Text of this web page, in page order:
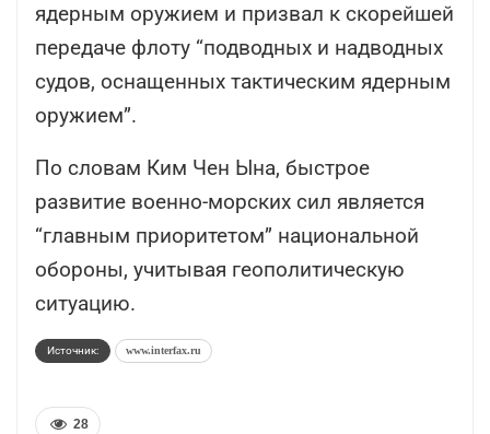
ядерным оружием и призвал к скорейшей
передаче флоту “подводных и надводных
судов, оснащенных тактическим ядерным
оружием”.
По словам Ким Чен Ына, быстрое
развитие военно-морских сил является
“главным приоритетом” национальной
обороны, учитывая геополитическую
ситуацию.
Источник: www.interfax.ru
28